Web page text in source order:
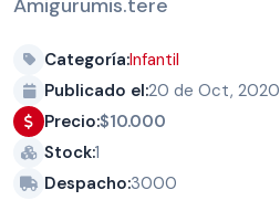
Amigurumis.tere
Categoría:Infantil
Publicado el:20 de Oct, 2020
Precio:$10.000
Stock:1
Despacho:3000